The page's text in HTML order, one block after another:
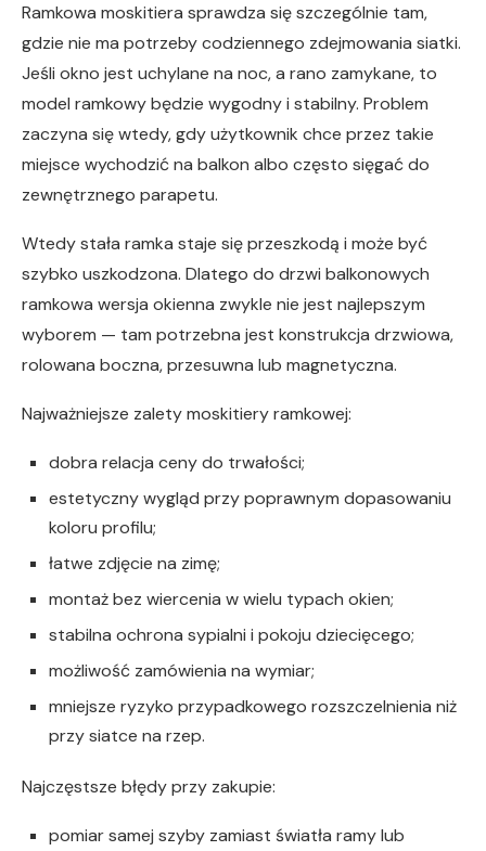
Ramkowa moskitiera sprawdza się szczególnie tam,
gdzie nie ma potrzeby codziennego zdejmowania siatki.
Jeśli okno jest uchylane na noc, a rano zamykane, to
model ramkowy będzie wygodny i stabilny. Problem
zaczyna się wtedy, gdy użytkownik chce przez takie
miejsce wychodzić na balkon albo często sięgać do
zewnętrznego parapetu.
Wtedy stała ramka staje się przeszkodą i może być
szybko uszkodzona. Dlatego do drzwi balkonowych
ramkowa wersja okienna zwykle nie jest najlepszym
wyborem — tam potrzebna jest konstrukcja drzwiowa,
rolowana boczna, przesuwna lub magnetyczna.
Najważniejsze zalety moskitiery ramkowej:
dobra relacja ceny do trwałości;
estetyczny wygląd przy poprawnym dopasowaniu
koloru profilu;
łatwe zdjęcie na zimę;
montaż bez wiercenia w wielu typach okien;
stabilna ochrona sypialni i pokoju dziecięcego;
możliwość zamówienia na wymiar;
mniejsze ryzyko przypadkowego rozszczelnienia niż
przy siatce na rzep.
Najczęstsze błędy przy zakupie:
pomiar samej szyby zamiast światła ramy lub